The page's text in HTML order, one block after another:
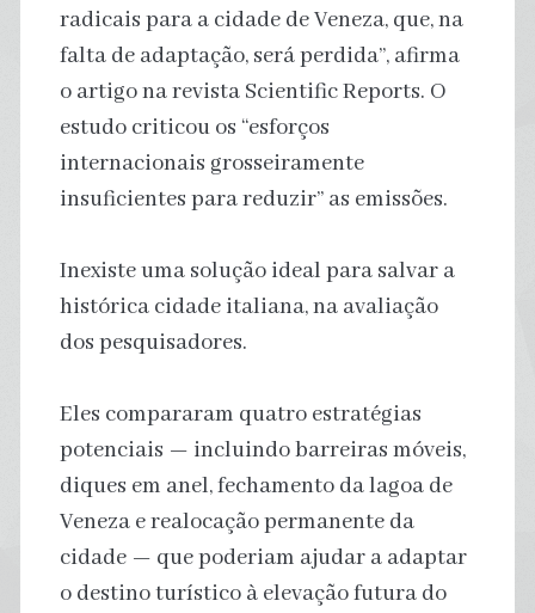
radicais para a cidade de Veneza, que, na
falta de adaptação, será perdida”, afirma
o artigo na revista Scientific Reports. O
estudo criticou os “esforços
internacionais grosseiramente
insuficientes para reduzir” as emissões.
Inexiste uma solução ideal para salvar a
histórica cidade italiana, na avaliação
dos pesquisadores.
Eles compararam quatro estratégias
potenciais — incluindo barreiras móveis,
diques em anel, fechamento da lagoa de
Veneza e realocação permanente da
cidade — que poderiam ajudar a adaptar
o destino turístico à elevação futura do